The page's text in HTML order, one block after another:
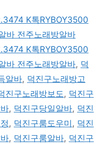
K톡RYBOY3500
바 전주노래방알바
K톡RYBOY3500
바 전주노래방알바, 덕
알바, 덕진구노래방고
진구노래방보도 , 덕진구
, 덕진구당일알바, 덕진
, 덕진구룸도우미 , 덕진
, 덕진구룸알바, 덕진구